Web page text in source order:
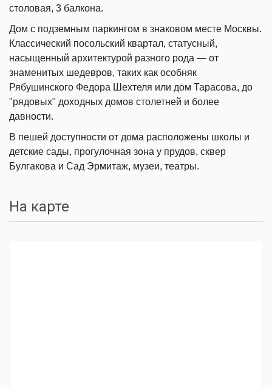
столовая, 3 балкона.
Дом с подземным паркингом в знаковом месте Москвы.
Классический посольский квартал, статусный,
насыщенный архитектурой разного рода — от
знаменитых шедевров, таких как особняк
Рябушинского Федора Шехтеля или дом Тарасова, до
"рядовых" доходных домов столетней и более
давности.
В пешей доступности от дома расположены школы и
детские сады, прогулочная зона у прудов, сквер
Булгакова и Сад Эрмитаж, музеи, театры.
На карте